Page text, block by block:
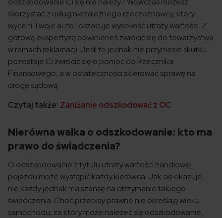
skorzystać z usług niezależnego rzeczoznawcy, który
wyceni Twoje auto i oszacuje wysokość utraty wartości. Z
gotową ekspertyzą powinieneś zwrócić się do towarzystwa
w ramach reklamacji. Jeśli to jednak nie przyniesie skutku
pozostaje Ci zwrócić się o pomoc do Rzecznika
Finansowego, a w ostateczności skierować sprawę na
drogę sądową.
Czytaj także: Zaniżanie odszkodować z OC
Nierówna walka o odszkodowanie: kto ma
prawo do świadczenia?
O odszkodowanie z tytułu utraty wartości handlowej
pojazdu może wystąpić każdy kierowca. Jak się okazuje,
nie każdy jednak ma szansę na otrzymanie takiego
świadczenia. Choć przepisy prawne nie określają wieku
samochodu, za który może należeć się odszkodowanie,